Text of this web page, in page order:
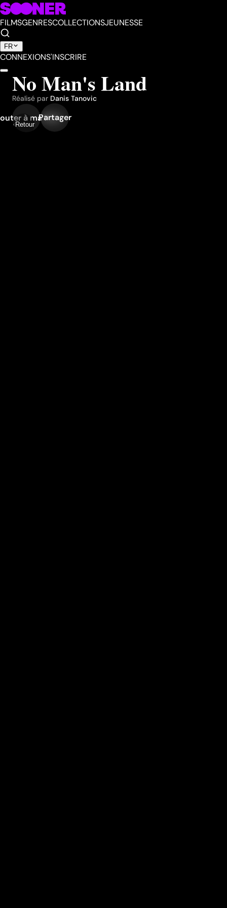
FILMSGENRESCOLLECTIONSJEUNESSE
FR
CONNEXIONS'INSCRIRE
Retour
No Man's Land
Réalisé par Danis Tanovic
à ma liste
Partager